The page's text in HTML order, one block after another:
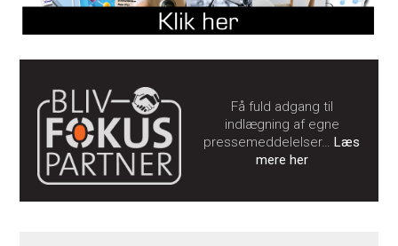
Få fuld adgang til
indlægning af egne
pressemeddelelser…Læs
mere her